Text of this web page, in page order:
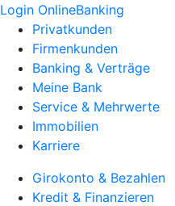
Login OnlineBanking
Privatkunden
Firmenkunden
Banking & Verträge
Meine Bank
Service & Mehrwerte
Immobilien
Karriere
Girokonto & Bezahlen
Kredit & Finanzieren